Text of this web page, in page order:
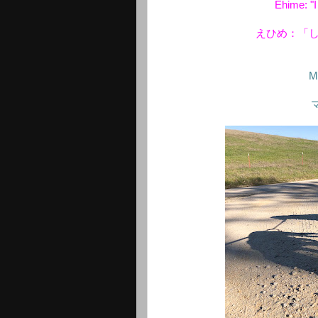
Ehime:
えひめ：「